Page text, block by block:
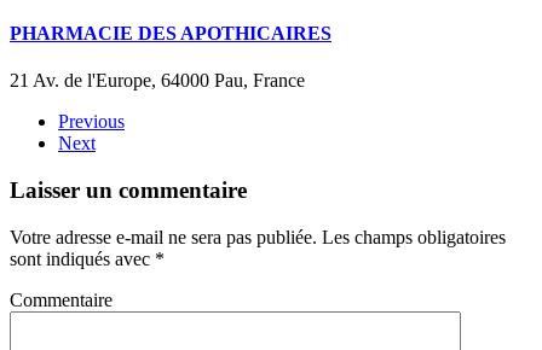
PHARMACIE DES APOTHICAIRES
21 Av. de l'Europe, 64000 Pau, France
Previous
Next
Laisser un commentaire
Votre adresse e-mail ne sera pas publiée. Les champs obligatoires
sont indiqués avec *
Commentaire